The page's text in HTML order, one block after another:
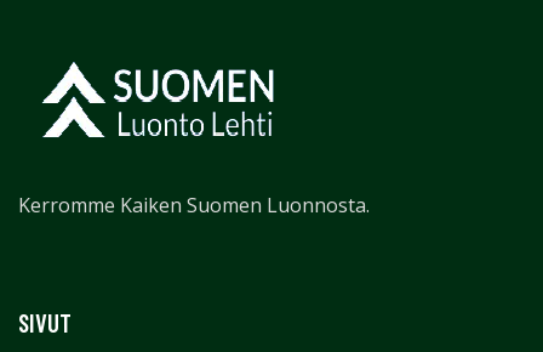
Kerromme Kaiken Suomen Luonnosta.
SIVUT